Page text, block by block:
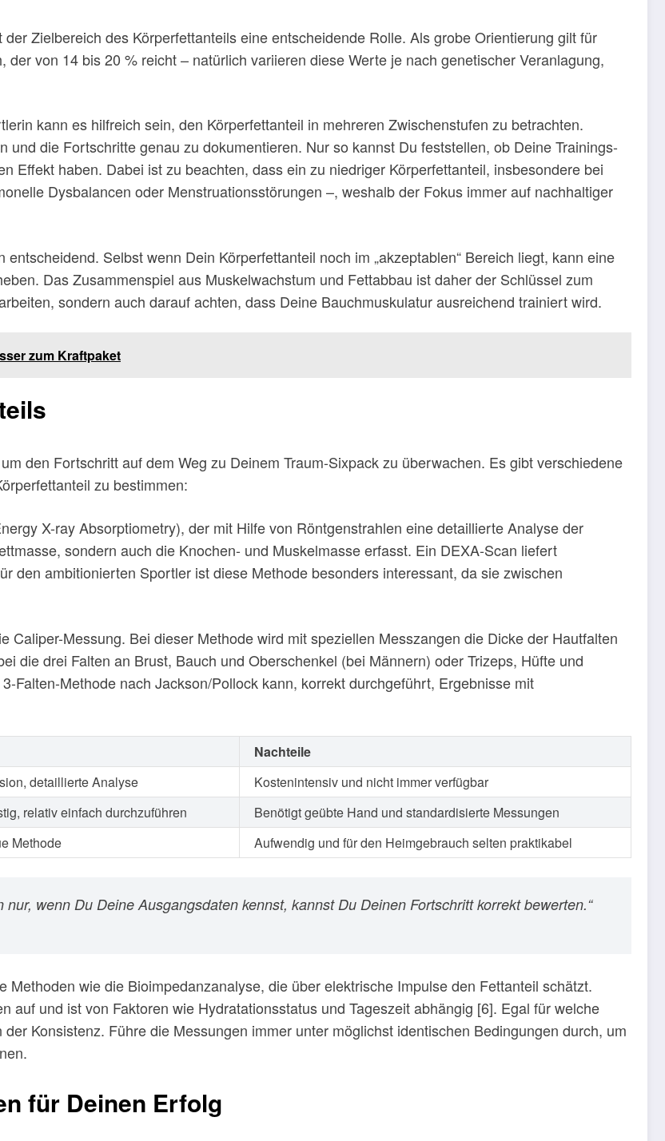
Zielbereich des Körperfettanteils eine entscheidende Rolle. Als grobe Orientierung gilt für
von 14 bis 20 % reicht – natürlich variieren diese Werte je nach genetischer Veranlagung,
kann es hilfreich sein, den Körperfettanteil in mehreren Zwischenstufen zu betrachten.
die Fortschritte genau zu dokumentieren. Nur so kannst Du feststellen, ob Deine Trainings-
Effekt haben. Dabei ist zu beachten, dass ein zu niedriger Körperfettanteil, insbesondere bei
Dysbalancen oder Menstruationsstörungen –, weshalb der Fokus immer auf nachhaltiger
Selbst wenn Dein Körperfettanteil noch im „akzeptablen“ Bereich liegt, kann eine
Das Zusammenspiel aus Muskelwachstum und Fettabbau ist daher der Schlüssel zum
sondern auch darauf achten, dass Deine Bauchmuskulatur ausreichend trainiert wird.
zum Kraftpaket
den Fortschritt auf dem Weg zu Deinem Traum-Sixpack zu überwachen. Es gibt verschiedene
zu bestimmen:
X-ray Absorptiometry), der mit Hilfe von Röntgenstrahlen eine detaillierte Analyse der
sondern auch die Knochen- und Muskelmasse erfasst. Ein DEXA-Scan liefert
den ambitionierten Sportler ist diese Methode besonders interessant, da sie zwischen
Caliper-Messung. Bei dieser Methode wird mit speziellen Messzangen die Dicke der Hautfalten
die drei Falten an Brust, Bauch und Oberschenkel (bei Männern) oder Trizeps, Hüfte und
Falten-Methode nach Jackson/Pollock kann, korrekt durchgeführt, Ergebnisse mit
Nachteile
detaillierte Analyse
Kostenintensiv und nicht immer verfügbar
relativ einfach durchzuführen
Benötigt geübte Hand und standardisierte Messungen
Methode Aufwendig und für den Heimgebrauch selten praktikabel
wenn Du Deine Ausgangsdaten kennst, kannst Du Deinen Fortschritt korrekt bewerten.“
wie die Bioimpedanzanalyse, die über elektrische Impulse den Fettanteil schätzt.
auf und ist von Faktoren wie Hydratationsstatus und Tageszeit abhängig [6]. Egal für welche
Konsistenz. Führe die Messungen immer unter möglichst identischen Bedingungen durch, um
für Deinen Erfolg